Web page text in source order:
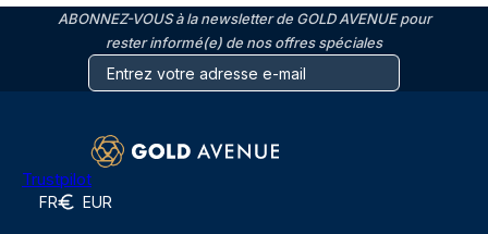
ABONNEZ-VOUS à la newsletter de GOLD AVENUE pour
rester informé(e) de nos offres spéciales
Trustpilot
FR EUR